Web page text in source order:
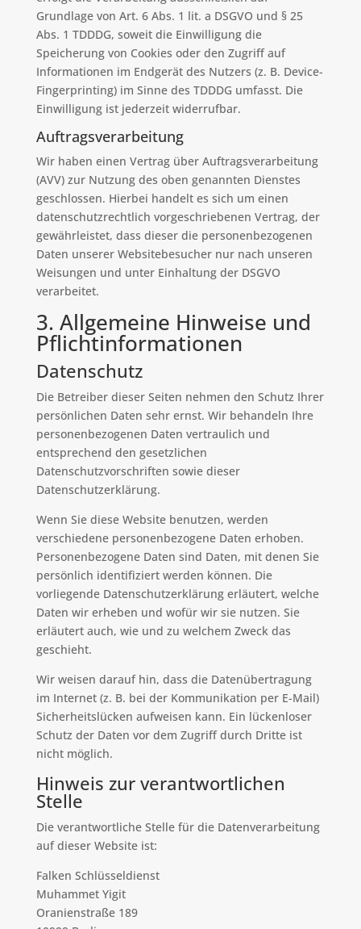
Grundlage von Art. 6 Abs. 1 lit. a DSGVO und § 25
Abs. 1 TDDDG, soweit die Einwilligung die
Speicherung von Cookies oder den Zugriff auf
Informationen im Endgerät des Nutzers (z. B. Device-
Fingerprinting) im Sinne des TDDDG umfasst. Die
Einwilligung ist jederzeit widerrufbar.
Auftragsverarbeitung
Wir haben einen Vertrag über Auftragsverarbeitung
(AVV) zur Nutzung des oben genannten Dienstes
geschlossen. Hierbei handelt es sich um einen
datenschutzrechtlich vorgeschriebenen Vertrag, der
gewährleistet, dass dieser die personenbezogenen
Daten unserer Websitebesucher nur nach unseren
Weisungen und unter Einhaltung der DSGVO
verarbeitet.
3. Allgemeine Hinweise und
Pflicht­informationen
Datenschutz
Die Betreiber dieser Seiten nehmen den Schutz Ihrer
persönlichen Daten sehr ernst. Wir behandeln Ihre
personenbezogenen Daten vertraulich und
entsprechend den gesetzlichen
Datenschutzvorschriften sowie dieser
Datenschutzerklärung.
Wenn Sie diese Website benutzen, werden
verschiedene personenbezogene Daten erhoben.
Personenbezogene Daten sind Daten, mit denen Sie
persönlich identifiziert werden können. Die
vorliegende Datenschutzerklärung erläutert, welche
Daten wir erheben und wofür wir sie nutzen. Sie
erläutert auch, wie und zu welchem Zweck das
geschieht.
Wir weisen darauf hin, dass die Datenübertragung
im Internet (z. B. bei der Kommunikation per E-Mail)
Sicherheitslücken aufweisen kann. Ein lückenloser
Schutz der Daten vor dem Zugriff durch Dritte ist
nicht möglich.
Hinweis zur verantwortlichen
Stelle
Die verantwortliche Stelle für die Datenverarbeitung
auf dieser Website ist:
Falken Schlüsseldienst
Muhammet Yigit
Oranienstraße 189